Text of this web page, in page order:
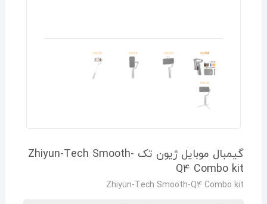
گیمبال موبایل ژیون تک Zhiyun-Tech Smooth-
Q4 Combo kit
Zhiyun-Tech Smooth-Q4 Combo kit